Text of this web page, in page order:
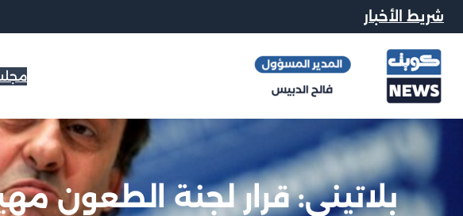
شريط الأخبار
بلاتيني: قرار لجنة الطعون